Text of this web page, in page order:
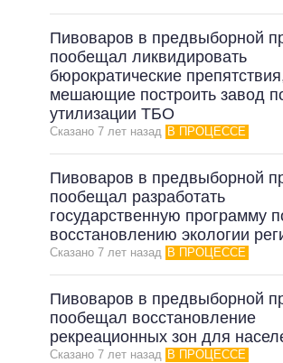
Пивоваров в предвыборной
пообещал ликвидировать
бюрократические
мешающие построить завод
утилизации ТБО
Сказано 7 лет назад В ПРОЦЕССЕ
Пивоваров в предвыборной
пообещал разработать
государственную программу
восстановлению экологии
Сказано 7 лет назад В ПРОЦЕССЕ
Пивоваров в предвыборной
пообещал восстановление
рекреационных зон для
Сказано 7 лет назад В ПРОЦЕССЕ